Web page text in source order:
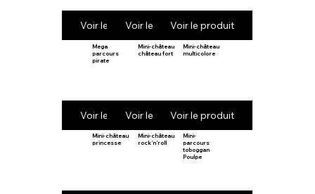
Voir le produitVoir le produitVoir le produit
Mega
parcours
pirate
Voir le produit
Mini-château
château fort
Voir le produit
Mini-château
multicolore
Voir le produit
Mini-château
princesse
Mini-château
rock’n’roll
Mini-
parcours
toboggan
Poulpe